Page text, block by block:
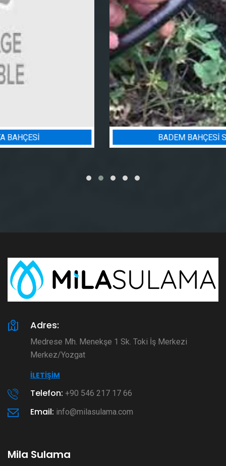
BADEM BAHÇESI SULAMA PROJESI
Adres:
Medrese Mh. Menekşe 1 Sk. Toki İş Merkezi
Merkez/Yozgat
İLETIŞIM
Telefon: +90 546 217 17 66
Email: info@milasulama.com
Mila Sulama